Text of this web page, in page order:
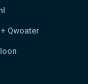
Qwoater